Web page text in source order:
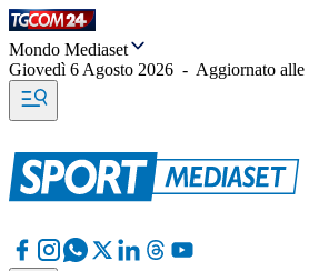
Mondo Mediaset
Giovedì 6 Agosto 2026 - Aggiornato alle